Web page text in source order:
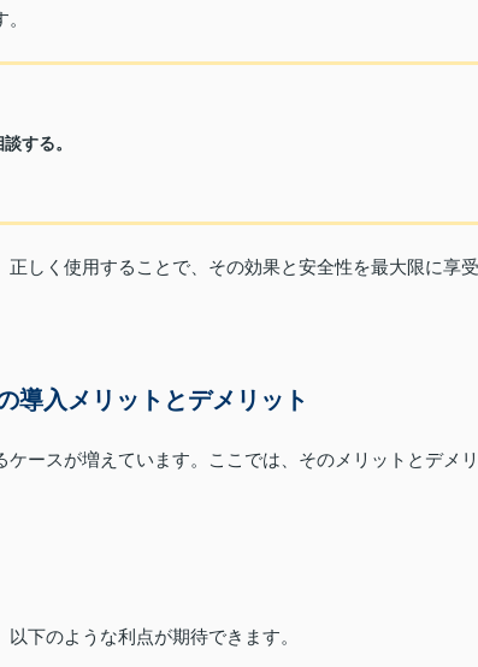
する。
しく使用することで、その効果と安全性を最大限に享受
導入メリットとデメリット
ースが増えています。ここでは、そのメリットとデメリ
下のような利点が期待できます。